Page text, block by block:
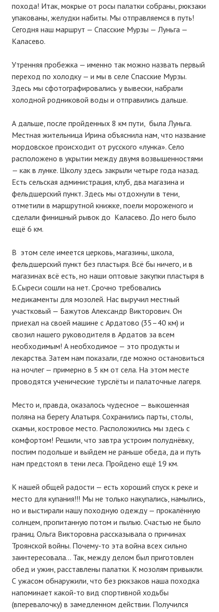
похода! Итак, мокрые от росы палатки собраны, рюкзаки
упакованы, желудки набиты. Мы отправляемся в путь!
Сегодня наш маршрут — Спасские Мурзы — Луньга —
Каласево.
Утренняя пробежка — именно так можно назвать первый
переход по холодку — и мы в селе Спасские Мурзы.
Здесь мы сфотографировались у вывески, набрали
холодной родниковой воды и отправились дальше.
А дальше, после пройденных 8 км пути, была Луньга.
Местная жительница Ирина объяснила нам, что название
мордовское происходит от русского «лунка». Село
расположено в укрытии между двумя возвышенностями 
— как в лунке. Школу здесь закрыли четыре года назад.
Есть сельская администрация, клуб, два магазина и
фельдшерский пункт. Здесь мы отдохнули в тени,
отметили в маршрутной книжке, поели мороженого и
сделали финишный рывок до Каласево. До него было
ещё 6 км.
В этом селе имеется церковь, магазины, школа,
фельдшерский пункт без пластыря. Всё бы ничего, и в
магазинах всё есть, но наши оптовые закупки пластыря в
Б.Сыреси сошли на нет. Срочно требовались
медикаменты для мозолей. Нас выручил местный
участковый — Бажутов Александр Викторович. Он
приехал на своей машине с Ардатово (35–40 км) и
свозил нашего руководителя в Ардатов за всем
необходимым! А необходимое — это продукты и
лекарства. Затем нам показали, где можно остановиться
на ночлег — примерно в 5 км от села. На этом месте
проводятся ученические турслёты и палаточные лагеря.
Место и, правда, оказалось чудесное — выкошенная
поляна на берегу Алатыря. Сохранились парты, столы,
скамьи, костровое место. Расположились мы здесь с
комфортом! Решили, что завтра устроим полуднёвку,
поспим подольше и выйдем не раньше обеда, да и путь
нам предстоял в тени леса. Пройдено ещё 19 км.
К нашей общей радости — есть хороший спуск к реке и
место для купания!!! Мы не только накупались, намылись,
но и выстирали нашу походную одежду — прокалённую
солнцем, пропитанную потом и пылью. Счастью не было
границ. Ольга Викторовна рассказывала о причинах
Троянской войны. Почему-то эта война всех сильно
заинтересовала… Так, между делом был приготовлен
обед и ужин, расставлены палатки. К мозолям привыкли.
С ужасом обнаружили, что без рюкзаков наша походка
напоминает какой-то вид спортивной ходьбы
(вперевалочку) в замедленном действии. Получился